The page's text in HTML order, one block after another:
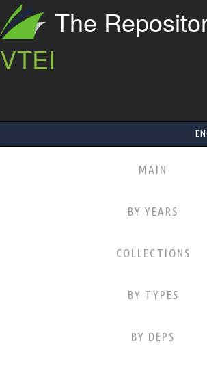
The
VTEI
MAIN
BY YEARS
COLLECTIONS
BY TYPES
BY DEPS